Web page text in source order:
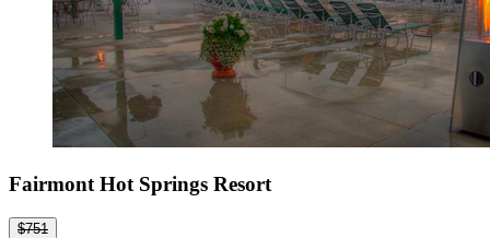
Fairmont Hot Springs Resort
$751